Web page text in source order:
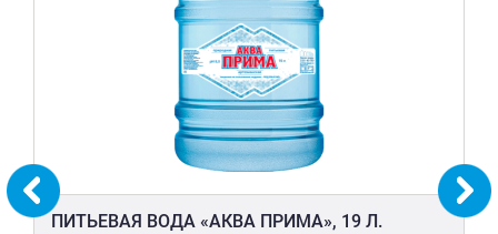
ПИТЬЕВАЯ ВОДА «АКВА ПРИМА», 19 Л.